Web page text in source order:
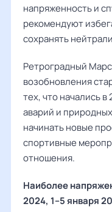
напряженность и
рекомендуют
сохранять
Ретроградный
возобновления
тех, что начались
аварий и
начинать новые
спортивные
отношения.
Наиболее
2024, 1–5 января